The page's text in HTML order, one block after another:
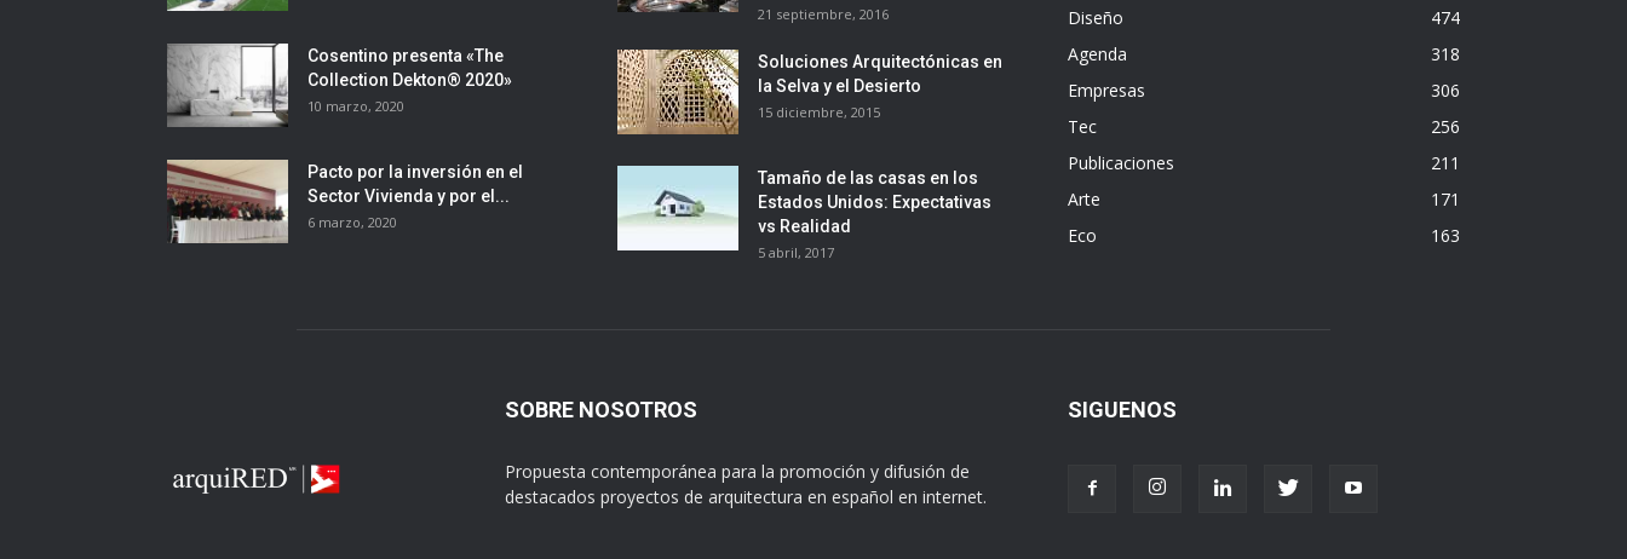
Cosentino presenta «The
Collection Dekton® 2020»
10 marzo, 2020
Pacto por la inversión en el
Sector Vivienda y por el...
6 marzo, 2020
21 septiembre, 2016
Soluciones Arquitectónicas en
la Selva y el Desierto
15 diciembre, 2015
Tamaño de las casas en los
Estados Unidos: Expectativas
vs Realidad
5 abril, 2017
Diseño
474
Agenda
318
Empresas
306
Tec
256
Publicaciones
211
Arte
171
Eco
163
SOBRE NOSOTROS
Propuesta contemporánea para la promoción y difusión de
destacados proyectos de arquitectura en español en internet.
SIGUENOS